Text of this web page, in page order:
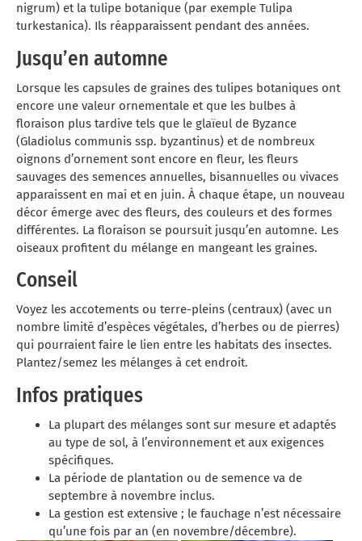
nigrum) et la tulipe botanique (par exemple Tulipa
turkestanica). Ils réapparaissent pendant des années.
Jusqu’en automne
Lorsque les capsules de graines des tulipes botaniques ont
encore une valeur ornementale et que les bulbes à
floraison plus tardive tels que le glaïeul de Byzance
(Gladiolus communis ssp. byzantinus) et de nombreux
oignons d’ornement sont encore en fleur, les fleurs
sauvages des semences annuelles, bisannuelles ou vivaces
apparaissent en mai et en juin. À chaque étape, un nouveau
décor émerge avec des fleurs, des couleurs et des formes
différentes. La floraison se poursuit jusqu’en automne. Les
oiseaux profitent du mélange en mangeant les graines.
Conseil
Voyez les accotements ou terre-pleins (centraux) (avec un
nombre limité d’espèces végétales, d’herbes ou de pierres)
qui pourraient faire le lien entre les habitats des insectes.
Plantez/semez les mélanges à cet endroit.
Infos pratiques
La plupart des mélanges sont sur mesure et adaptés
au type de sol, à l’environnement et aux exigences
spécifiques.
La période de plantation ou de semence va de
septembre à novembre inclus.
La gestion est extensive ; le fauchage n’est nécessaire
qu’une fois par an (en novembre/décembre).